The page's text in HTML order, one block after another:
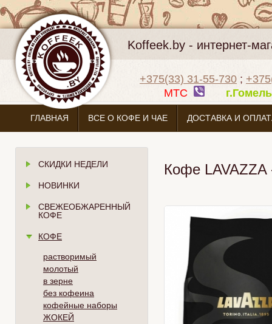
Koffeek.by - интернет-
+375(33) 31-55-730 ;
МТС
ГЛАВНАЯ ВСЕ О КОФЕ И ЧАЕ ДОСТАВКА И
СКИДКИ НЕДЕЛИ
НОВИНКИ
СВЕЖЕОБЖАРЕННЫЙ
КОФЕ
КОФЕ
растворимый
молотый
в зерне
без кофеина
кофейные наборы
ЖОКЕЙ
Кофе LAVAZZA